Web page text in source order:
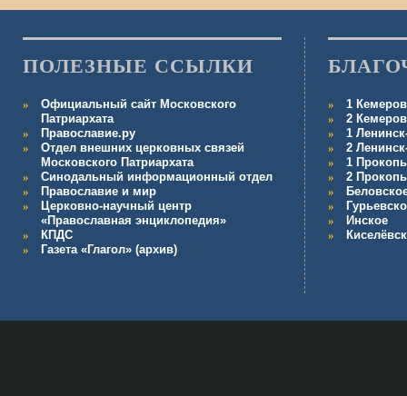
ПОЛЕЗНЫЕ ССЫЛКИ
Официальный сайт Московского
Патриархата
Православие.ру
Отдел внешних церковных связей
Московского Патриархата
Синодальный информационный отдел
Православие и мир
Церковно-научный центр
«Православная энциклопедия»
КПДС
Газета «Глагол» (архив)
1
2
1
2
1
2
Инское